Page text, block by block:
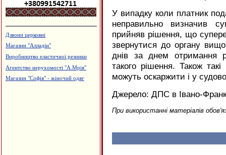
Турецька баня, сауна "Магнолія"
Виробництво камертонів
Стоматологічний центр "ЛЮКС"
Готель "Велес"
Виготовлення технологічного
У випадку коли платник
неправильно визначив
прийняв рішення, що
звернутися до органу
днів за днем отримання
такого рішення. Також
можуть оскаржити і у
Джерело: ДПС в Івано-
При використанні матеріалів